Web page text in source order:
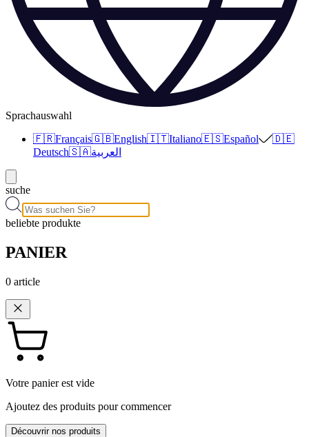
Sprachauswahl
🇫🇷Français🇬🇧English🇮🇹Italiano🇪🇸Español
🇩🇪
Deutsch🇸🇦العربية
suche
beliebte produkte
PANIER
0 article
Votre panier est vide
Ajoutez des produits pour commencer
Découvrir nos produits